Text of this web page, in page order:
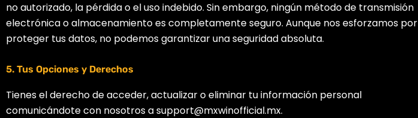
no autorizado, la pérdida o el uso indebido. Sin embargo, ningún método de transmisión
electrónica o almacenamiento es completamente seguro. Aunque nos esforzamos por
proteger tus datos, no podemos garantizar una seguridad absoluta.
5. Tus Opciones y Derechos
Tienes el derecho de acceder, actualizar o eliminar tu información personal
comunicándote con nosotros a support@mxwinofficial.mx.